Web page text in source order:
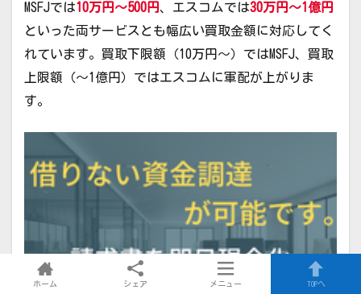
MSFJでは10万円～500円、エスコムでは30万円～1億円
といった両サービスとも幅広い買取金額に対応してく
れています。買取下限額（10万円～）ではMSFJ、買取
上限額（～1億円）ではエスコムに軍配が上がりま
す。
ホーム シェア メニュー TOPへ